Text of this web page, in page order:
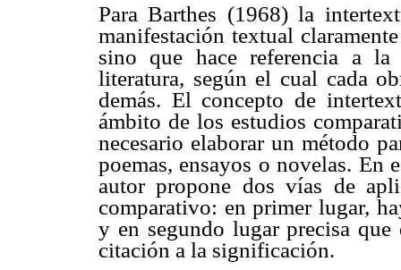
Para Barthes (1968) la
manifestación textual
sino que hace referencia a
literatura, según el cual cada
demás. El concepto de
ámbito de los estudios
necesario elaborar un método
poemas, ensayos o novelas. En
autor propone dos vías de
comparativo: en primer lugar,
y en segundo lugar precisa
citación a la significación.